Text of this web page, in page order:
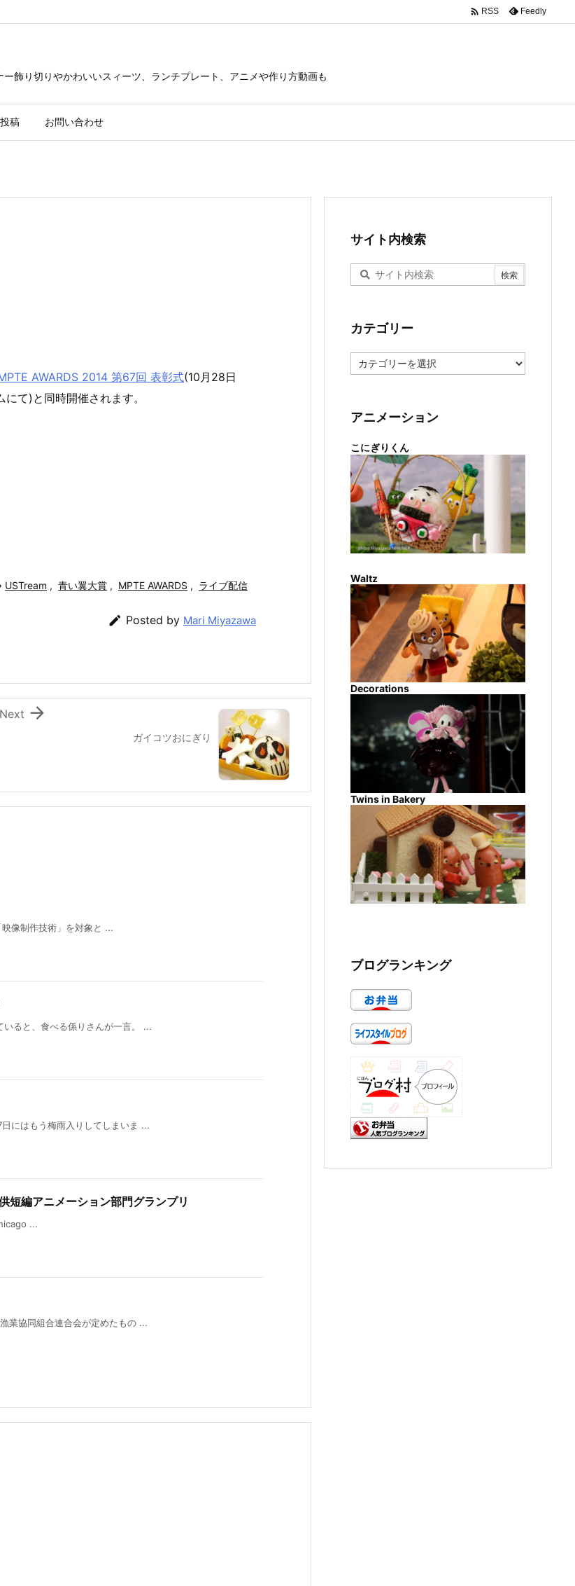
飾り切りやかわいいスィーツ、ランチプレート、アニメや作り方動画も
稿 お問い合わせ
 RSS Feedly
AWARDS 2014 第67回 表彰式(10月28日
て)と同時開催されます。
USTream , 青い翼大賞 , MPTE AWARDS , ライブ配信
 Posted by Mari Miyazawa
ガイコツおにぎり

Next
像制作技術」を対象と ...
ると、食べる係りさんが一言。 ...
にはもう梅雨入りしてしまいま ...
編アニメーション部門グランプリ
...
業協同組合連合会が定めたもの ...
サイト内検索
カテゴリー
テ
ー
アニメーション
こにぎりくん
Waltz
Decorations
Twins in Bakery
ブログランキング